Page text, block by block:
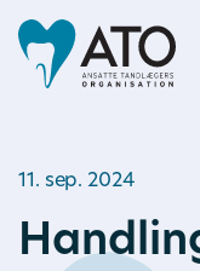
11. sep. 2024